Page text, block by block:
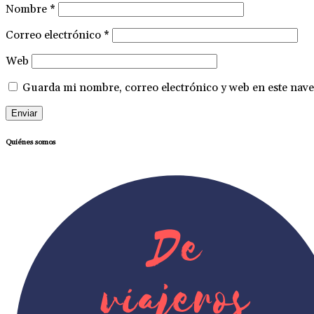
Nombre *
Correo electrónico *
Web
Guarda mi nombre, correo electrónico y web en este
Quiénes somos